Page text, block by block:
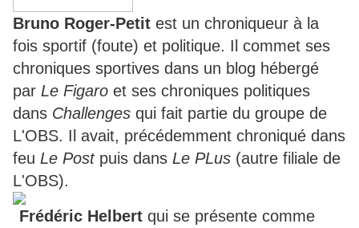
Bruno Roger-Petit est un chroniqueur à la
fois sportif (foute) et politique. Il commet ses
chroniques sportives dans un blog hébergé
par Le Figaro et ses chroniques politiques
dans Challenges qui fait partie du groupe de
L'OBS. Il avait, précédemment chroniqué dans
feu Le Postpuis dans Le PLus (autre filiale de
L'OBS).
Frédéric Helbert qui se présente comme